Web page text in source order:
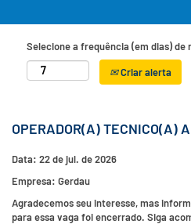
Selecione a frequência (em dias)
Criar alerta
OPERADOR(A) TECNICO(A)
Data: 22 de jul. de 2026
Empresa: Gerdau
Agradecemos seu interesse, mas
para essa vaga foi encerrado. Siga